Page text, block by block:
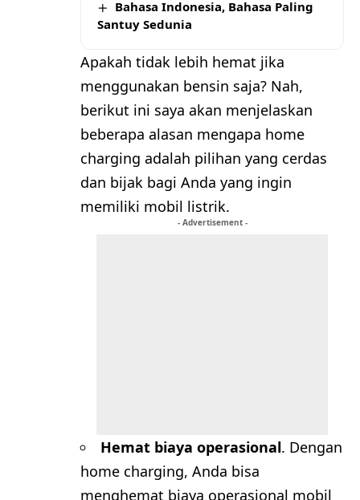
Bahasa Indonesia, Bahasa Paling
Santuy Sedunia
Apakah tidak lebih hemat jika
menggunakan bensin saja? Nah,
berikut ini saya akan menjelaskan
beberapa alasan mengapa home
charging adalah pilihan yang cerdas
dan bijak bagi Anda yang ingin
memiliki mobil listrik.
- Advertisement -
Hemat biaya operasional. Dengan
home charging, Anda bisa
menghemat biaya operasional mobil